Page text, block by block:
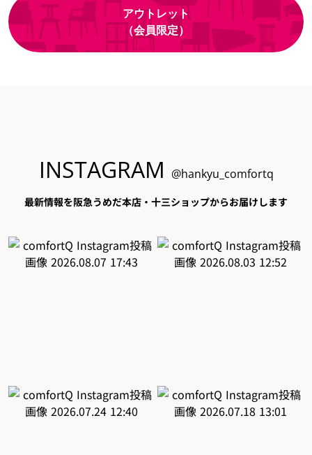
アウトレット
（会員限定）
INSTAGRAM @hankyu_comfortq
最新情報を阪急うめだ本店・十三ショップからお届けします